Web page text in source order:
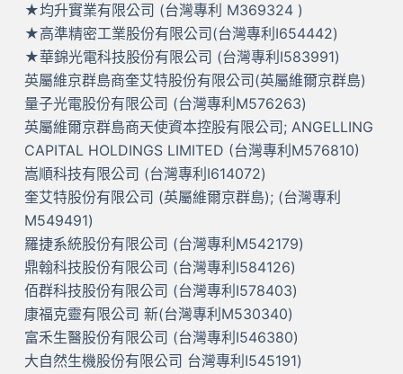
★均升實業有限公司 (台灣專利 M369324 )
★高準精密工業股份有限公司(台灣專利I654442)
★華錦光電科技股份有限公司 (台灣專利I583991)
英屬維京群島商奎艾特股份有限公司(英屬維爾京群島)
量子光電股份有限公司 (台灣專利M576263)
英屬維爾京群島商天使資本控股有限公司; ANGELLING
CAPITAL HOLDINGS LIMITED (台灣專利M576810)
嵩順科技有限公司 (台灣專利I614072)
奎艾特股份有限公司 (英屬維爾京群島); (台灣專利
M549491)
羅捷系統股份有限公司 (台灣專利M542179)
鼎翰科技股份有限公司 (台灣專利I584126)
佰群科技股份有限公司 (台灣專利I578403)
康福克靈有限公司 新(台灣專利M530340)
富禾生醫股份有限公司 (台灣專利I546380)
大自然生機股份有限公司 台灣專利I545191)